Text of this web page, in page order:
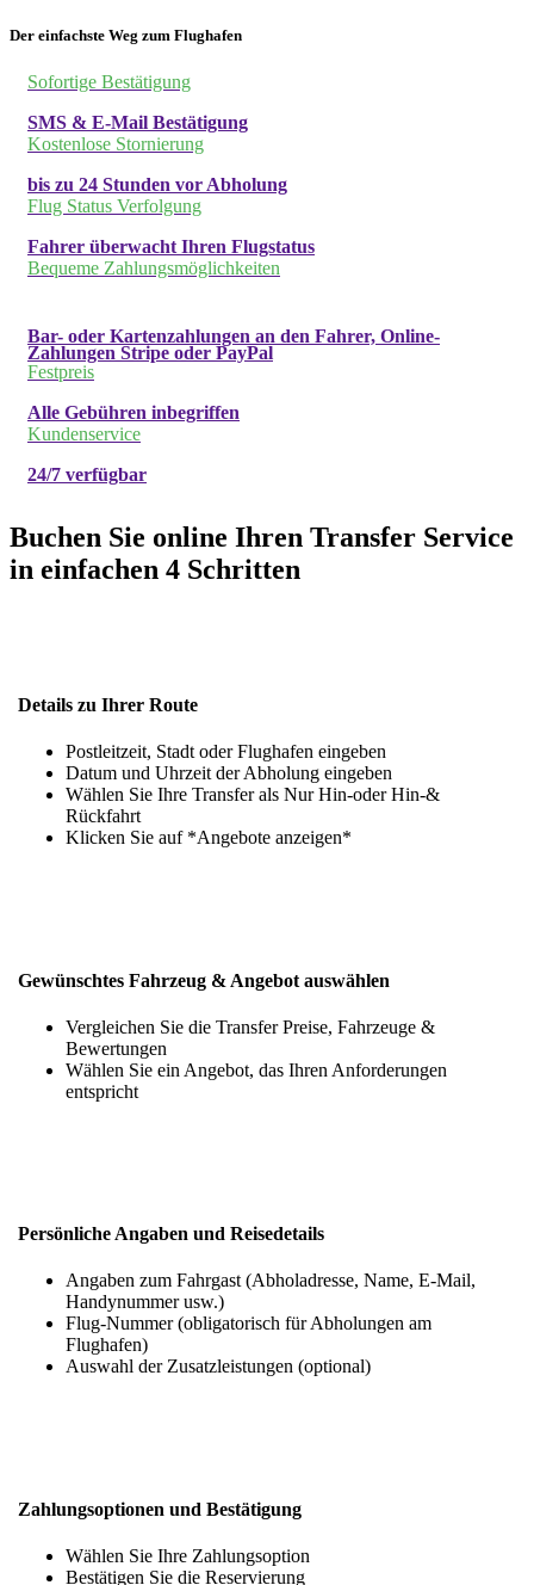
Der einfachste Weg zum Flughafen
Sofortige Bestätigung
SMS & E-Mail Bestätigung
Kostenlose Stornierung
bis zu 24 Stunden vor Abholung
Flug Status Verfolgung
Fahrer überwacht Ihren Flugstatus
Bequeme Zahlungsmöglichkeiten
Bar- oder Kartenzahlungen an den Fahrer, Online-
Zahlungen Stripe oder PayPal
Festpreis
Alle Gebühren inbegriffen
Kundenservice
24/7 verfügbar
Buchen Sie online Ihren Transfer Service
in einfachen 4 Schritten
Details zu Ihrer Route
Postleitzeit, Stadt oder Flughafen eingeben
Datum und Uhrzeit der Abholung eingeben
Wählen Sie Ihre Transfer als Nur Hin-oder Hin-&
Rückfahrt
Klicken Sie auf *Angebote anzeigen*
Gewünschtes Fahrzeug & Angebot auswählen
Vergleichen Sie die Transfer Preise, Fahrzeuge &
Bewertungen
Wählen Sie ein Angebot, das Ihren Anforderungen
entspricht
Persönliche Angaben und Reisedetails
Angaben zum Fahrgast (Abholadresse, Name, E-Mail,
Handynummer usw.)
Flug-Nummer (obligatorisch für Abholungen am
Flughafen)
Auswahl der Zusatzleistungen (optional)
Zahlungsoptionen und Bestätigung
Wählen Sie Ihre Zahlungsoption
Bestätigen Sie die Reservierung